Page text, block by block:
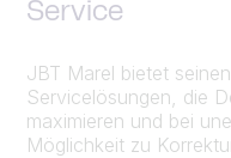
Service
JBT Marel bietet
Servicelösungen, die
maximieren und bei
Möglichkeit zu